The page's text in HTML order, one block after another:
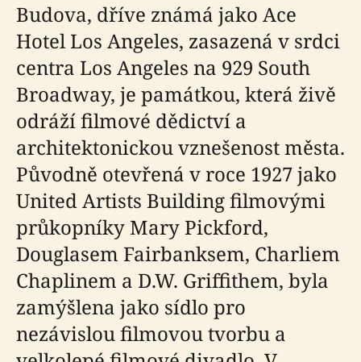
Budova, dříve známá jako Ace
Hotel Los Angeles, zasazená v srdci
centra Los Angeles na 929 South
Broadway, je památkou, která živě
odráží filmové dědictví a
architektonickou vznešenost města.
Původně otevřená v roce 1927 jako
United Artists Building filmovými
průkopníky Mary Pickford,
Douglasem Fairbanksem, Charliem
Chaplinem a D.W. Griffithem, byla
zamýšlena jako sídlo pro
nezávislou filmovou tvorbu a